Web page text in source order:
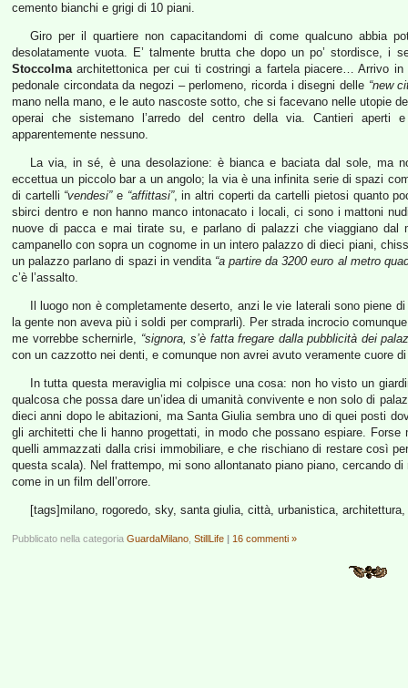
cemento bianchi e grigi di 10 piani.
Giro per il quartiere non capacitandomi di come qualcuno abbia
desolatamente vuota. E’ talmente brutta che dopo un po’ stordisce, i
Stoccolmaarchitettonica per cui ti costringi a fartela piacere… Arrivo in
pedonale circondata da negozi – perlomeno, ricorda i disegni delle “new
mano nella mano, e le auto nascoste sotto, che si facevano nelle utopie
operai che sistemano l’arredo del centro della via. Cantieri aperti
apparentemente nessuno.
La via, in sé, è una desolazione: è bianca e baciata dal sole, ma
eccettua un piccolo bar a un angolo; la via è una infinita serie di spazi
di cartelli “vendesi”e “affittasi”, in altri coperti da cartelli pietosi quanto
sbirci dentro e non hanno manco intonacato i locali, ci sono i mattoni
nuove di pacca e mai tirate su, e parlano di palazzi che viaggiano dal
campanello con sopra un cognome in un intero palazzo di dieci piani,
un palazzo parlano di spazi in vendita “a partire da 3200 euro al metro
c’è l’assalto.
Il luogo non è completamente deserto, anzi le vie laterali sono piene
la gente non aveva più i soldi per comprarli). Per strada incrocio
me vorrebbe schernirle, “signora, s’è fatta fregare dalla pubblicità dei
con un cazzotto nei denti, e comunque non avrei avuto veramente cuore
In tutta questa meraviglia mi colpisce una cosa: non ho visto un
qualcosa che possa dare un’idea di umanità convivente e non solo di
dieci anni dopo le abitazioni, ma Santa Giulia sembra uno di quei posti
gli architetti che li hanno progettati, in modo che possano espiare.
quelli ammazzati dalla crisi immobiliare, e che rischiano di restare così
questa scala). Nel frattempo, mi sono allontanato piano piano, cercando
come in un film dell’orrore.
[tags]milano, rogoredo, sky, santa giulia, città, urbanistica,
Pubblicato nella categoria GuardaMilano StillLife | 16 commenti »